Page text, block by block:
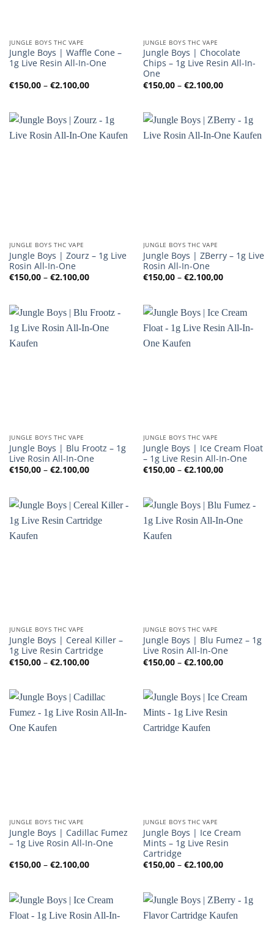
JUNGLE BOYS THC VAPE
Jungle Boys | Waffle Cone –
1g Live Resin All-In-One
€150,00 – €2.100,00Preisspanne:
€150,00
JUNGLE BOYS THC VAPE
Jungle Boys | Chocolate
Chips – 1g Live Resin All-In-
One
€150,00 – €2.100,00
€150,00
JUNGLE BOYS THC VAPE
Jungle Boys | Zourz – 1g Live
Rosin All-In-One
€150,00 – €2.100,00Preisspanne:
JUNGLE BOYS THC VAPE
Jungle Boys | ZBerry – 1g Live
Rosin All-In-One
€150,00 – €2.100,00
JUNGLE BOYS THC VAPE
Jungle Boys | Blu Frootz – 1g
Live Rosin All-In-One
€150,00 – €2.100,00Preisspanne:
€150,00
JUNGLE BOYS THC VAPE
Jungle Boys | Ice Cream Float
– 1g Live Resin All-In-One
€150,00 – €2.100,00
€150,00
JUNGLE BOYS THC VAPE
Jungle Boys | Cereal Killer –
1g Live Resin Cartridge
€150,00 – €2.100,00Preisspanne:
€150,00
JUNGLE BOYS THC VAPE
Jungle Boys | Blu Fumez – 1g
Live Rosin All-In-One
€150,00 – €2.100,00
€150,00
JUNGLE BOYS THC VAPE
Jungle Boys | Cadillac Fumez
– 1g Live Rosin All-In-One
€150,00 – €2.100,00Preisspanne:
JUNGLE BOYS THC VAPE
Jungle Boys | Ice Cream
Mints – 1g Live Resin
Cartridge
€150,00 – €2.100,00